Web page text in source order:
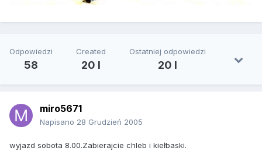
Odpowiedzi
58
Created
20 l
Ostatniej odpowiedzi
20 l
miro5671
Napisano 28 Grudzień 2005
wyjazd sobota 8.00.Zabierajcie chleb i kiełbaski.